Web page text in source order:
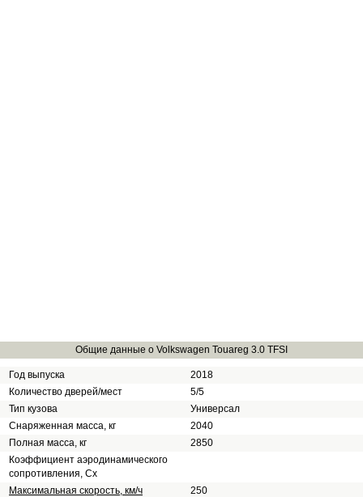
Общие данные о Volkswagen Touareg 3.0 TFSI
Год выпуска
2018
Количество дверей/мест
5/5
Тип кузова
Универсал
Снаряженная масса, кг
2040
Полная масса, кг
2850
Коэффициент аэродинамического
сопротивления, Сх
Максимальная скорость, км/ч
250